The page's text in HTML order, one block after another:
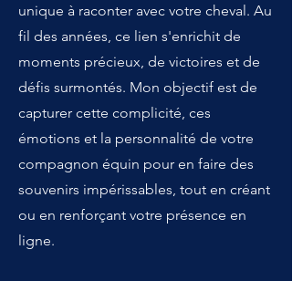
unique à raconter avec votre cheval. Au
fil des années, ce lien s'enrichit de
moments précieux, de victoires et de
défis surmontés. Mon objectif est de
capturer cette complicité, ces
émotions et la personnalité de votre
compagnon équin pour en faire des
souvenirs impérissables, tout en créant
ou en renforçant votre présence en
ligne.